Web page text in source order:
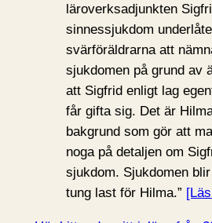
läroverksadjunkten
sinnessjukdom
svärföräldrarna att
sjukdomen på grund av
att Sigfrid enligt lag
får gifta sig. Det är
bakgrund som gör att
noga på detaljen om
sjukdom. Sjukdomen
tung last för Hilma.”